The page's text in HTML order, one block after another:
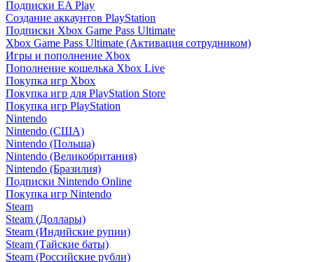
Подписки EA Play
Создание аккаунтов PlayStation
Подписки Xbox Game Pass Ultimate
Xbox Game Pass Ultimate (Активация сотрудником)
Игры и пополнение Xbox
Пополнение кошелька Xbox Live
Покупка игр Xbox
Покупка игр для PlayStation Store
Покупка игр PlayStation
Nintendo
Nintendo (США)
Nintendo (Польша)
Nintendo (Великобритания)
Nintendo (Бразилия)
Подписки Nintendo Online
Покупка игр Nintendo
Steam
Steam (Доллары)
Steam (Индийские рупии)
Steam (Тайские баты)
Steam (Российские рубли)